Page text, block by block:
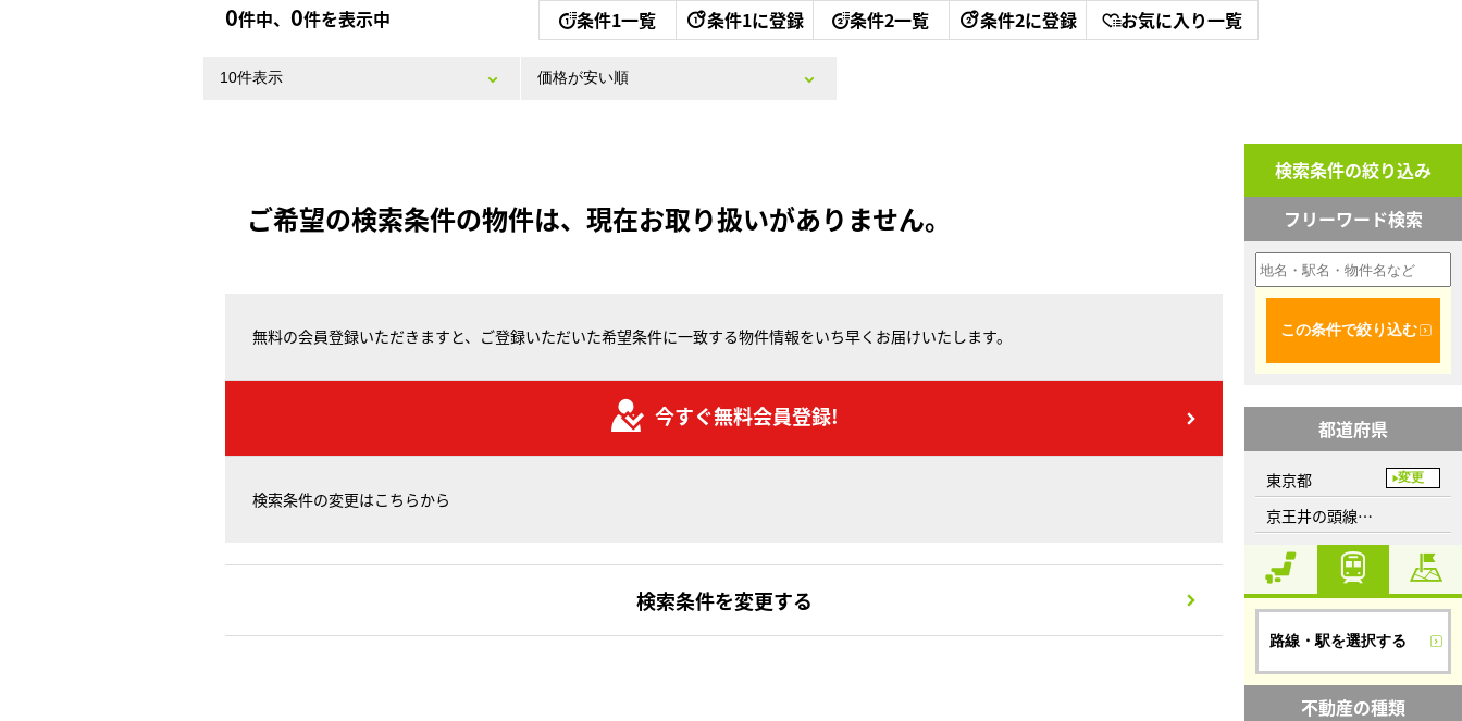
0件中、 0件を表示中 条件1一覧 条件1に登録 条件2一覧 条件2に登録 お気に入り一覧
ご希望の検索条件の物件は、現在お取り扱いがありません。
無料の会員登録いただきますと、ご登録いただいた希望条件に一致する物件情報をいち早くお届けいたします。
今すぐ無料会員登録!
検索条件の変更はこちらから
検索条件を変更する
検索条件の絞り込み
フリーワード検索
この条件で絞り込む
都道府県
東京都 変更
京王井の頭線、東松原駅
路線・駅を選択する
不動産の種類